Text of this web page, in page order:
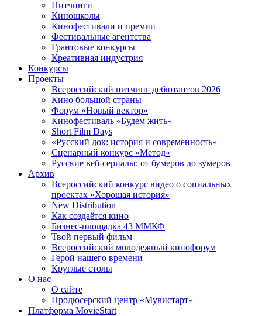
Питчинги
Киношколы
Кинофестивали и премии
Фестивальные агентства
Грантовые конкурсы
Креативная индустрия
Конкурсы
Проекты
Всероссийский питчинг дебютантов 2026
Кино большой страны
Форум «Новый вектор»
Кинофестиваль «Будем жить»
Short Film Days
«Русский док: история и современность»
Сценарный конкурс «Метод»
Русские веб-сериалы: от бумеров до зумеров
Архив
Всероссийский конкурс видео о социальных
проектах «Хорошая история»
New Distribution
Как создаётся кино
Бизнес-площадка 43 ММКФ
Твой первый фильм
Всероссийский молодежный кинофорум
Герой нашего времени
Круглые столы
О нас
О сайте
Продюсерский центр «Мувистарт»
Платформа MovieStart